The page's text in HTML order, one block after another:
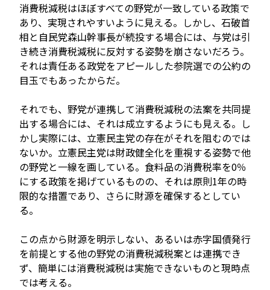
消費税減税はほぼすべての野党が一致している政策で
あり、実現されやすいように見える。しかし、石破首
相と自民党森山幹事長が続投する場合には、与党は引
き続き消費税減税に反対する姿勢を崩さないだろう。
それは責任ある政党をアピールした参院選での公約の
目玉でもあったからだ。
それでも、野党が連携して消費税減税の法案を共同提
出する場合には、それは成立するようにも見える。し
かし実際には、立憲民主党の存在がそれを阻むのでは
ないか。立憲民主党は財政健全化を重視する姿勢で他
の野党と一線を画している。食料品の消費税率を0％
にする政策を掲げているものの、それは原則1年の時
限的な措置であり、さらに財源を確保するとしてい
る。
この点から財源を明示しない、あるいは赤字国債発行
を前提とする他の野党の消費税減税案とは連携でき
ず、簡単には消費税減税は実施できないものと現時点
では考える。